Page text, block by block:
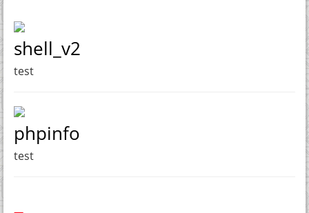
shell_v2
test
phpinfo
test